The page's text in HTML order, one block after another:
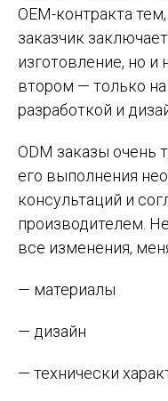
OEM-контракта
заказчик
изготовление, но и
втором — только на
разработкой и
ODM заказы очень
его выполнения
консультаций и
производителем.
все изменения,
— материалы
— дизайн
— технически